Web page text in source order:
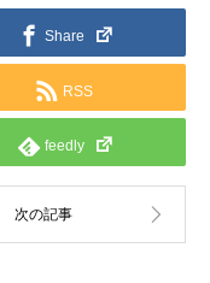
Share
RSS
feedly